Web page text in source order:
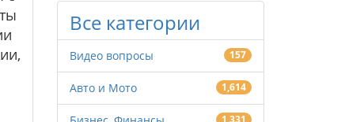
Все категории
Видео вопросы 157
Авто и Мото 1,614
1,331